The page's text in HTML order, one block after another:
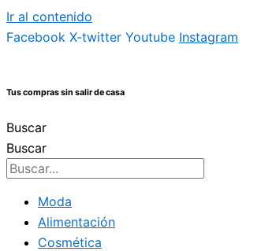
Ir al contenido
Facebook X-twitter Youtube Instagram
Tus compras sin salir de casa
Buscar
Buscar
Moda
Alimentación
Cosmética